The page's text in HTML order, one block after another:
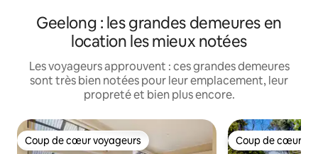
Geelong : les grandes demeures en
location les mieux notées
Les voyageurs approuvent : ces grandes demeures
sont très bien notées pour leur emplacement, leur
propreté et bien plus encore.
Coup de cœur voyageurs
Coup de cœur voyageurs Coup de cœur
Coup de cœur